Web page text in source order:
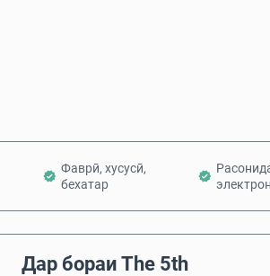
Фаврӣ, хусусӣ,
бехатар
Дар бораи The 5th